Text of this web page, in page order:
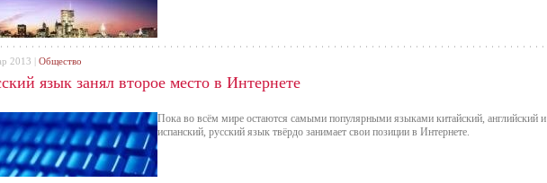
язык занял второе место в Интернете
Пока во всём мире остаются самыми популярными языками китайский, английский и
испанский, русский язык твёрдо занимает свои позиции в Интернете.
2013 | Общество